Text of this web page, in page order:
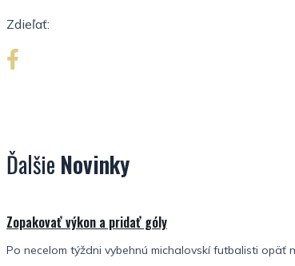
Zdieľať:
Ďalšie Novinky
Zopakovať výkon a pridať góly
Po necelom týždni vybehnú michalovskí futbalisti opäť